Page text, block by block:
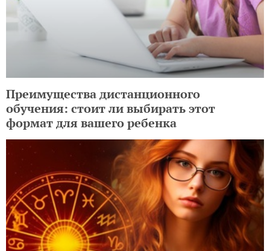
Преимущества дистанционного
обучения: стоит ли выбирать этот
формат для вашего ребенка